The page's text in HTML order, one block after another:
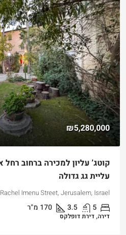
₪5,280,000
עליית גג גדולה
Rachel Imenu Street, Jerusalem, Israel
5
3.5
170 מ"ר
דירה, דירת דופלקס